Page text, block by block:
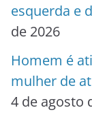
esquerda e
de 2026
Homem é
mulher de
4 de agosto